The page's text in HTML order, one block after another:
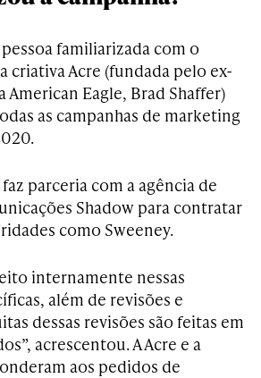
familiarizada com o
criativa Acre (fundada pelo ex-
Eagle, Brad Shaffer)
as campanhas de marketing
parceria com a agência de
Shadow para contratar
como Sweeney.
internamente nessas
além de revisões e
dessas revisões são feitas em
acrescentou. A Acre e a
aos pedidos de